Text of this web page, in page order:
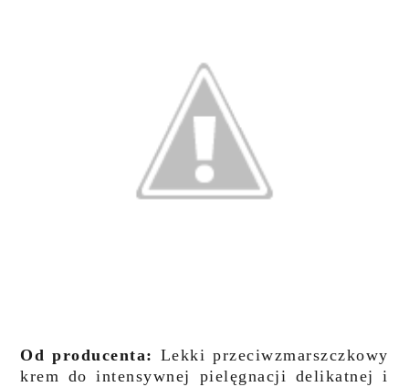
Od producenta: Lekki przeciwzmarszczkowy
krem do intensywnej pielęgnacji delikatnej i